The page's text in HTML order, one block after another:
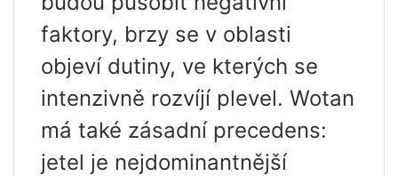
faktory, brzy se v oblasti
objeví dutiny, ve kterých se
intenzivně rozvíjí plevel. Wotan
má také zásadní precedens:
jetel je nejdominantnější